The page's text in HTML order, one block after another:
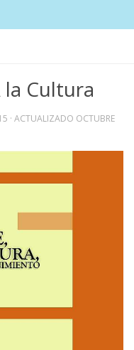
la Cultura
· ACTUALIZADO OCTUBRE